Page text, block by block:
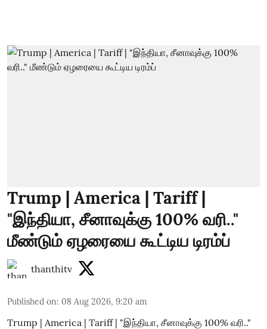
Trump | America | Tariff |
"இந்தியா, சீனாவுக்கு 100% வரி.."
மீண்டும் ஏழரையை கூட்டிய டிரம்ப்
thanthitv
Published on: 08 Aug 2026, 9:20 am
Trump | America | Tariff | "இந்தியா, சீனாவுக்கு 100% வரி.."